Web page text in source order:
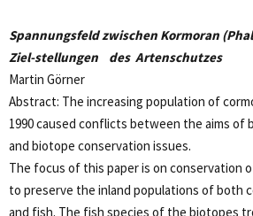
Spannungsfeld zwischen Kormoran
Ziel-stellungen
des Artenschutzes
Martin Görner
Abstract: The increasing population of
1990 caused conflicts between the aims of
and biotope conservation issues.
The focus of this paper is on conservation
to preserve the inland populations of both
and fish. The fish species of the biotopes